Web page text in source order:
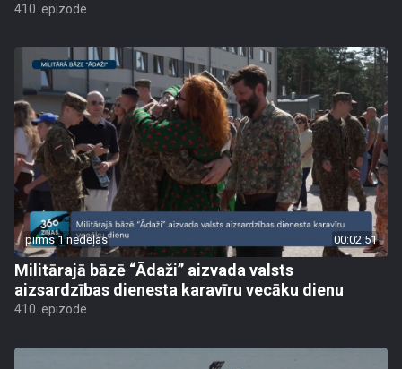
410. epizode
pirms 1 nedēļas 00:02:51
Militārajā bāzē “Ādaži” aizvada valsts
aizsardzības dienesta karavīru vecāku dienu
410. epizode